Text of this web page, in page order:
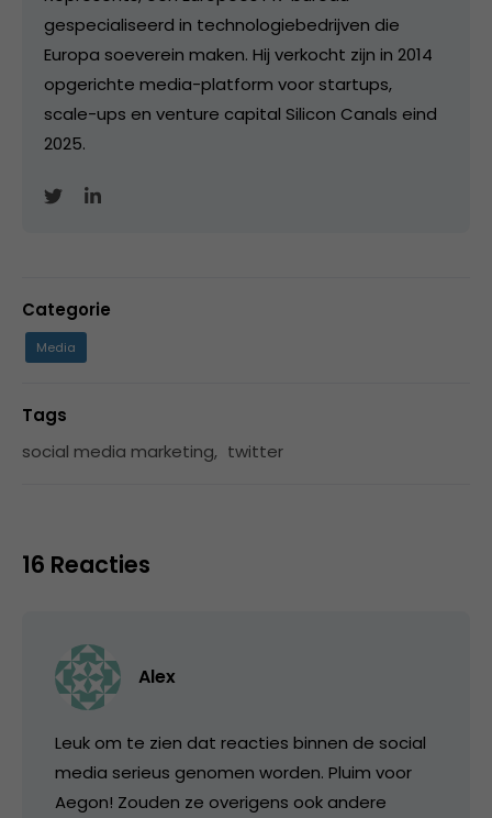
gespecialiseerd in technologiebedrijven die
Europa soeverein maken. Hij verkocht zijn in 2014
opgerichte media-platform voor startups,
scale-ups en venture capital Silicon Canals eind
2025.
Categorie
Media
Tags
social media marketing, twitter
16 Reacties
Alex
Leuk om te zien dat reacties binnen de social
media serieus genomen worden. Pluim voor
Aegon! Zouden ze overigens ook andere